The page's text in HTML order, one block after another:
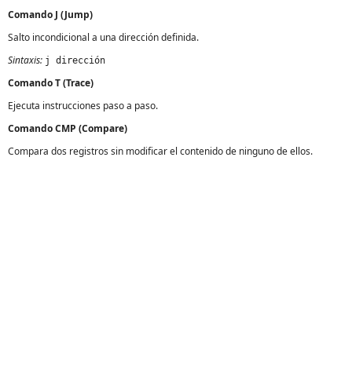
Comando J (Jump)
Salto incondicional a una dirección definida.
Sintaxis: j dirección
Comando T (Trace)
Ejecuta instrucciones paso a paso.
Comando CMP (Compare)
Compara dos registros sin modificar el contenido de ninguno de ellos.